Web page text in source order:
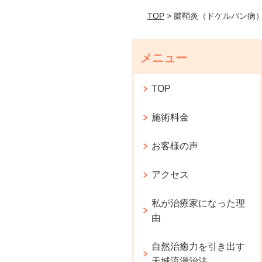
TOP> 腱鞘炎（ドケルバン病
メニュー
TOP
施術料金
お客様の声
アクセス
私が治療家になった理
由
自然治癒力を引き出す